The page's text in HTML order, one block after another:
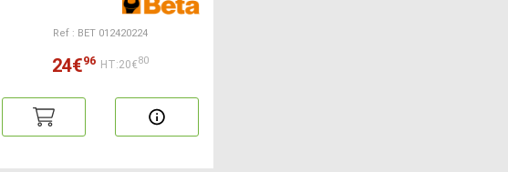
Ref : BET 012420224
24€96 HT:20€80